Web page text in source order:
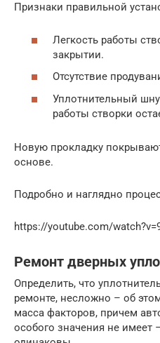
Признаки правильной
Легкость работы
закрытии.
Отсутствие
Уплотнительный
работы створки
Новую прокладку
основе.
Подробно и наглядно
https://youtube.com/
Ремонт дверных
Определить, что
ремонте, несложно – об
масса факторов, причем
особого значения не имеет